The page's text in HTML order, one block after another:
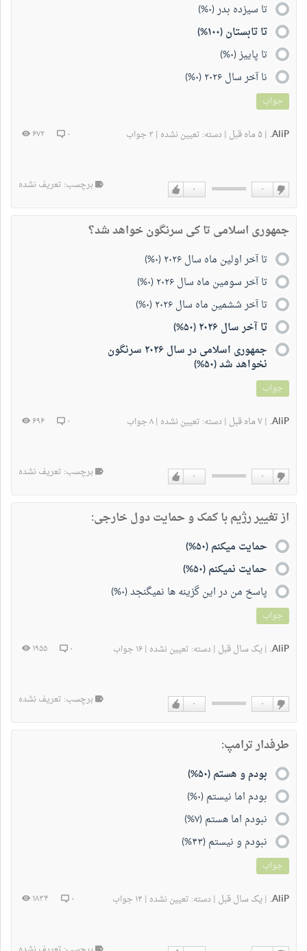
تا سیزده بدر (۰%)
تا تابستان (۱۰۰%)
تا پاییز (۰%)
نا آخر سال ۲۰۲۶ (۰%)
جواب
AliP.
| ۵ ماه قبل | دسته: تعیین نشده |۳ جواب ۰ ۶۷۲
۰ ۰ برچسب: تعریف نشده
جمهوری اسلامی تا کی سرنگون خواهد شد؟
تا آخر اولین ماه سال ۲۰۲۶ (۰%)
تا آخر سومین ماه سال ۲۰۲۶ (۰%)
تا آخر ششمین ماه سال ۲۰۲۶ (۰%)
تا آخر سال ۲۰۲۶ (۵۰%)
جمهوری اسلامی در سال ۲۰۲۶ سرنگون
نخواهد شد (۵۰%)
جواب
AliP.
|۷ ماه قبل | دسته: تعیین نشده |۸ جواب ۰ ۶۹۶
۰ ۰ برچسب: تعریف نشده
از تغییر رژیم با کمک و حمایت دول خارجی:
حمایت میکنم (۵۰%)
حمایت نمیکنم (۵۰%)
پاسخ من در این گزینه ها نمیگنجد (۰%)
جواب
AliP.
|یک سال قبل | دسته: تعیین نشده |۱۶ جواب ۰ ۱۹۵۵
۰ ۰ برچسب: تعریف نشده
طرفدار ترامپ:
بودم و هستم (۵۰%)
بودم اما نیستم (۰%)
نبودم اما هستم (۷%)
نبودم و نیستم (۴۳%)
جواب
AliP.
|یک سال قبل | دسته: تعیین نشده | ۱۴ جواب ۰ ۱۸۳۴